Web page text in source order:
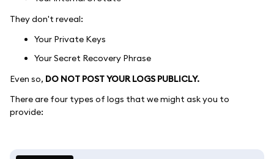
They don't reveal:
Your Private Keys
Your Secret Recovery Phrase
Even so, DO NOT POST YOUR LOGS PUBLICLY.
There are four types of logs that we might ask you to
provide: